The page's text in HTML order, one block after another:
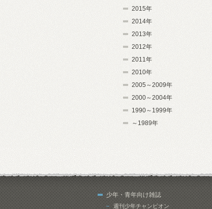
2015年
2014年
2013年
2012年
2011年
2010年
2005～2009年
2000～2004年
1990～1999年
～1989年
少年・青年向け雑誌
週刊少年チャンピオン